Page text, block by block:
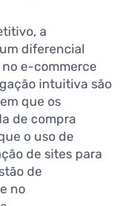
a
diferencial
e-commerce
intuitiva são
que os
de compra
o uso de
de sites para
de
no